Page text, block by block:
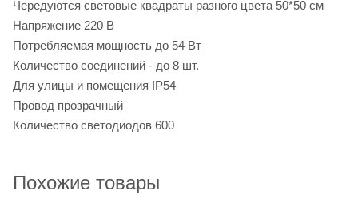
Чередуются световые квадраты разного цвета 50*50 см
Напряжение 220 В
Потребляемая мощность до 54 Вт
Количество соединений - до 8 шт.
Для улицы и помещения IP54
Провод прозрачный
Количество светодиодов 600
Похожие товары